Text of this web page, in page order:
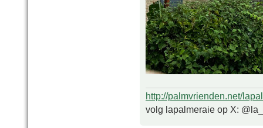
http://palmvrienden.net/
volg lapalmeraie op X: